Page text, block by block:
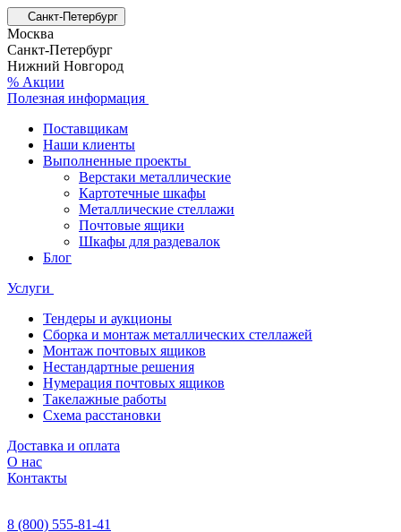
Санкт-Петербург
Москва
Санкт-Петербург
Нижний Новгород
% Акции
Полезная информация
Поставщикам
Наши клиенты
Выполненные проекты
Верстаки металлические
Картотечные шкафы
Металлические стеллажи
Почтовые ящики
Шкафы для раздевалок
Блог
Услуги
Тендеры и аукционы
Сборка и монтаж металлических стеллажей
Монтаж почтовых ящиков
Нестандартные решения
Нумерация почтовых ящиков
Такелажные работы
Схема расстановки
Доставка и оплата
О нас
Контакты
8 (800) 555-81-41